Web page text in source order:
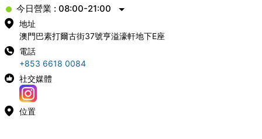
今日營業 : 08:00-21:00
地址
澳門巴素打爾古街37號亨溢濠軒地下E座
電話
+853 6618 0084
社交媒體
位置